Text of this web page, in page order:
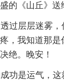
的《山丘》送
过层层迷雾，
，我知道那是
绝。晚安！
功是运气，